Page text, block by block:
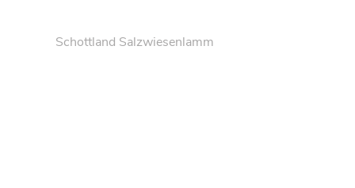
Schottland Salzwiesenlamm